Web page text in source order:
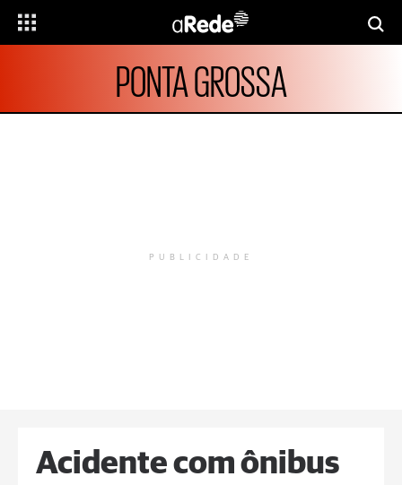
PONTA GROSSA
PUBLICIDADE
Acidente com ônibus